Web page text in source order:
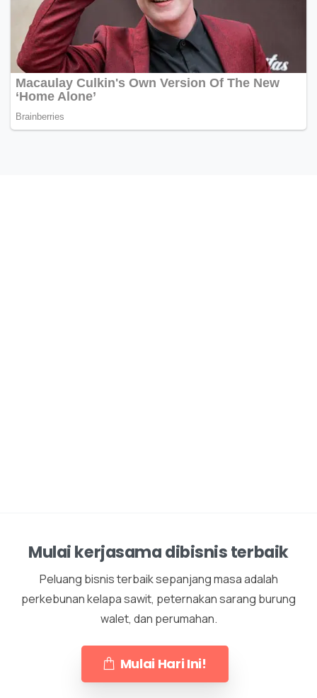
Mulai kerjasama dibisnis terbaik
Peluang bisnis terbaik sepanjang masa adalah
perkebunan kelapa sawit, peternakan sarang burung
walet, dan perumahan.
Mulai Hari Ini!